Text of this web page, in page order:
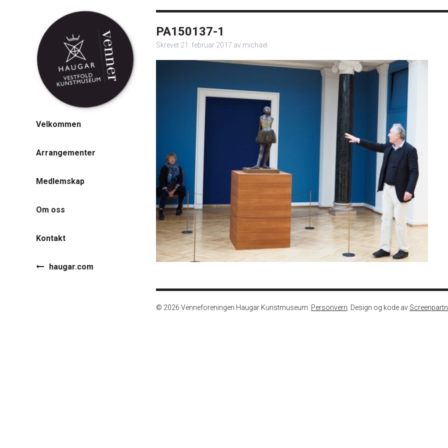
Velkommen
Arrangementer
Medlemskap
Om oss
Kontakt
haugar.com
PA150137-1
Skrevet 21. februar 2017 av michael
© 2026 Venneforeningen Haugar Kunstmuseum. Personvern . Design og kode av